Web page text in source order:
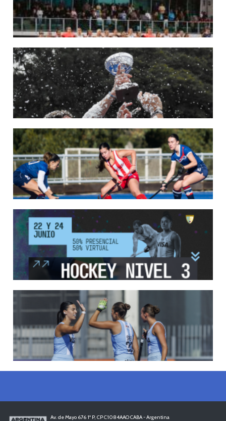
LEER MÁS
22/05/2026
LAS LEONAS CONVOCADAS PARA LA VENTANA EUROPEA DE P...
En junio, el seleccionado nacional disputará las últimas dos ventanas de Pro
League 2025-26 en Bélgica e Inglaterra.
18/05/2026
SE DEFINIERON LOS CAMPEONES DE LA PRIMERA FASE DE ...
Del 13 al 17 de mayo se llevó a cabo el torneo que reúne a los mejores clubes del
país.
LEER MÁS
13/05/2026
EN MARCHA LA PRIMERA FASE DE LA SUPERLIGA DE HOCKE...
Del 13 al 17 de mayo los mejores clubes del país se enfrentan durante 5 días en
todo el territorio nacional
LEER MÁS
12/05/2026
INSCRIPCIONES ABIERTAS AL CURSO DE TÉCNICO NACIONA...
Del 11 al 15 de mayo se realizará el período de pre-inscripción.
18/04/2026
LEER MÁS
Av. de Mayo 676 1º P, CP C1084AAO CABA - Argentina